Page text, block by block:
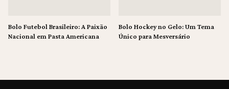
Bolo Futebol Brasileiro: A Paixão
Nacional em Pasta Americana
Bolo Hockey no Gelo: Um Tema
Único para Mesversário